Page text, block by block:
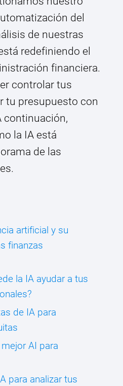
del
de nuestras
redefiniendo el
financiera.
controlar tus
tu presupuesto con
continuación,
la IA está
de las
artificial y su
finanzas
la IA ayudar a tus
de IA para
AI para
para analizar tus